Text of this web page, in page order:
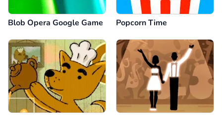
Blob Opera Google Game Popcorn Time